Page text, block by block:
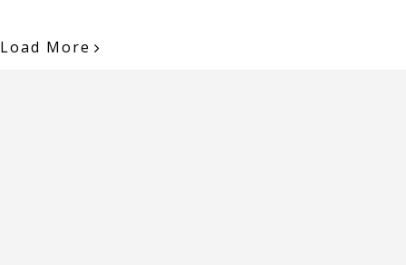
Load More